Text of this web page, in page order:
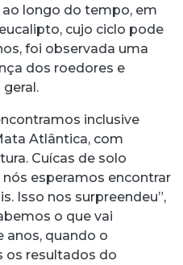
longo do tempo, em
cujo ciclo pode
foi observada uma
dos roedores e
inclusive
Atlântica, com
Cuícas de solo
esperamos encontrar
Isso nos surpreendeu”,
o que vai
anos, quando o
os resultados do